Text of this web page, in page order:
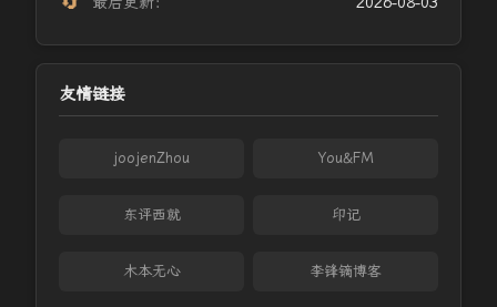
友情链接
joojenZhou You&FM
东评西就 印记
木本无心 李锋镝博客